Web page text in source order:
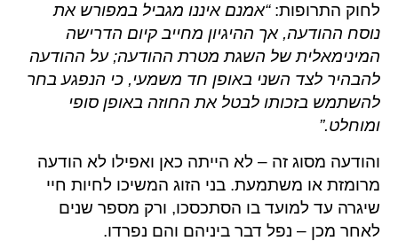
לחוק התרופות:“אמנם איננו מגביל במפורש את
נוסח ההודעה, אך ההיגיון מחייב קיום הדרישה
המינימאלית של השגת מטרת ההודעה; על ההודעה
להבהיר לצד השני באופן חד משמעי, כי הנפגע בחר
להשתמש בזכותו לבטל את החוזה באופן סופי
ומוחלט.”
והודעה מסוג זה – לא הייתה כאן ואפילו לא הודעה
מרומזת או משתמעת. בני הזוג המשיכו לחיות חיי
שיגרה עד למועד בו הסתכסכו, ורק מספר שנים
לאחר מכן – נפל דבר ביניהם והם נפרדו.